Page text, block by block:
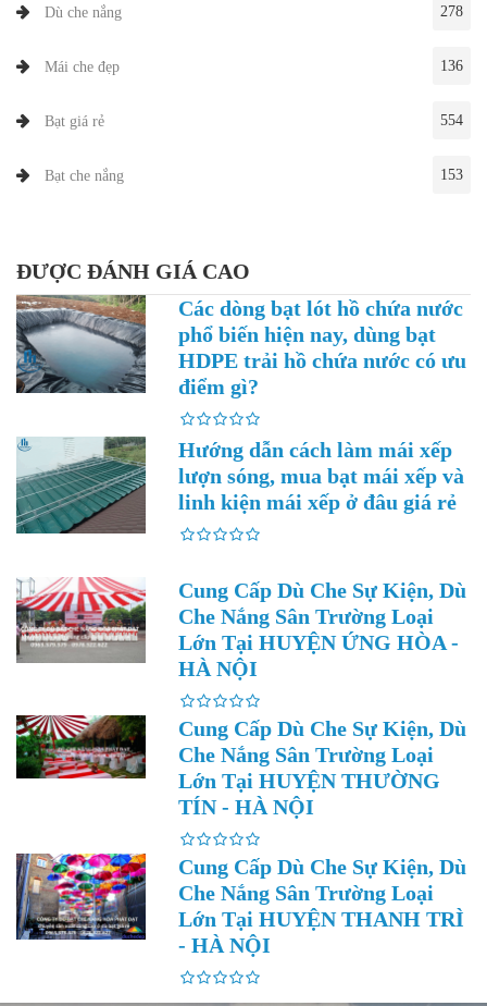
Dù che nắng 278
Mái che đẹp 136
Bạt giá rẻ 554
Bạt che nắng 153
ĐƯỢC ĐÁNH GIÁ CAO
Các dòng bạt lót hồ chứa nước
phổ biến hiện nay, dùng bạt
HDPE trải hồ chứa nước có ưu
điểm gì?
Hướng dẫn cách làm mái xếp
lượn sóng, mua bạt mái xếp và
linh kiện mái xếp ở đâu giá rẻ
Cung Cấp Dù Che Sự Kiện, Dù
Che Nắng Sân Trường Loại
Lớn Tại HUYỆN ỨNG HÒA -
HÀ NỘI
Cung Cấp Dù Che Sự Kiện, Dù
Che Nắng Sân Trường Loại
Lớn Tại HUYỆN THƯỜNG
TÍN - HÀ NỘI
Cung Cấp Dù Che Sự Kiện, Dù
Che Nắng Sân Trường Loại
Lớn Tại HUYỆN THANH TRÌ
- HÀ NỘI